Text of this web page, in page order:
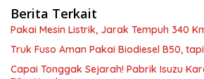
Berita Terkait
Pakai Mesin Listrik, Jarak Tempuh 340
Truk Fuso Aman Pakai Biodiesel B50,
Capai Tonggak Sejarah! Pabrik Isuzu